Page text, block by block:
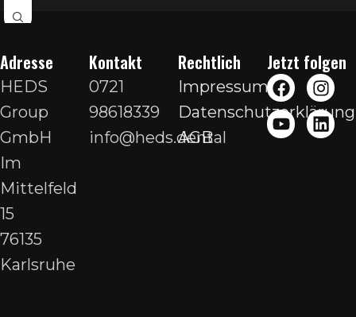
Adresse
HEDS
Group
GmbH
Im
Mittelfeld
15
76135
Karlsruhe
Kontakt
0721
98618339
info@heds.dental
Rechtlich
Impressum
Datenschutzerklärung
AGB
Jetzt folgen